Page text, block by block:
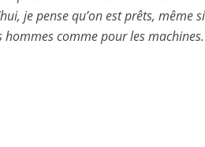
je pense qu’on est prêts,
comme pour les